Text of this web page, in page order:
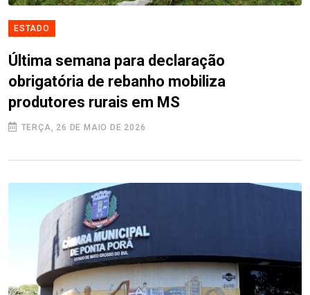
ESTADO
Última semana para declaração
obrigatória de rebanho mobiliza
produtores rurais em MS
TERÇA, 26 DE MAIO DE 2026